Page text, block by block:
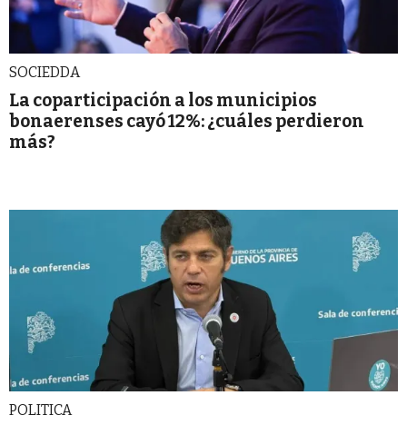
SOCIEDDA
La coparticipación a los municipios
bonaerenses cayó 12%: ¿cuáles perdieron
más?
POLITICA